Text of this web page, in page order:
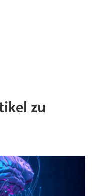
zu